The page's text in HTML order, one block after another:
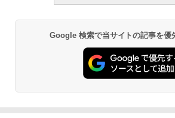
Google 検索で当サイトの記事を優